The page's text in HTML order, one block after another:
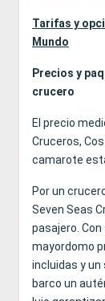
Tarifas y
Mundo
Precios y
crucero
El precio
Cruceros,
camarote
Por un
Seven Seas
pasajero.
mayordomo
incluidas y un
barco un